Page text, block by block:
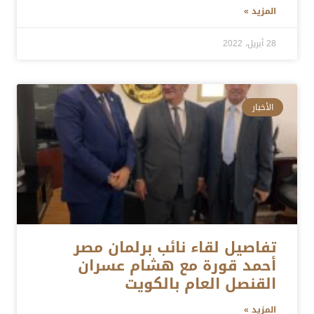
المزيد »
28 أبريل، 2022
الأخبار
تفاصيل لقاء نائب برلمان مصر
أحمد قورة مع هشام عسران
القنصل العام بالكويت
المزيد »